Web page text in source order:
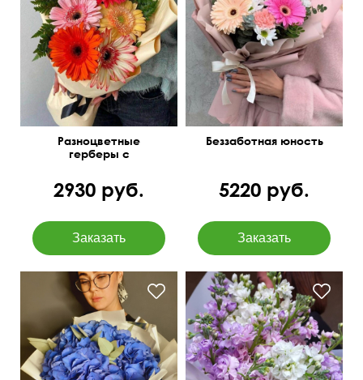
50 см 25 см
Разноцветные
герберы с
2930 руб.
Гербера, кустовая
хризантема, фисташка,
эвкалипт парвифолия
Беззаботная юность
5220 руб.
Ароматные цветы с
тонким стеблем